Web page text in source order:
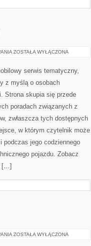
TESTY
TECHNOLOGII
ZOSTAŁA WYŁĄCZONA
serwis tematyczny,
z myślą o osobach
Strona skupia się przede
poradach związanych z
zwłaszcza tych dostępnych
w którym czytelnik może
podczas jego codziennego
pojazdu. Zobacz
[…]
LEASING
ZOSTAŁA WYŁĄCZONA